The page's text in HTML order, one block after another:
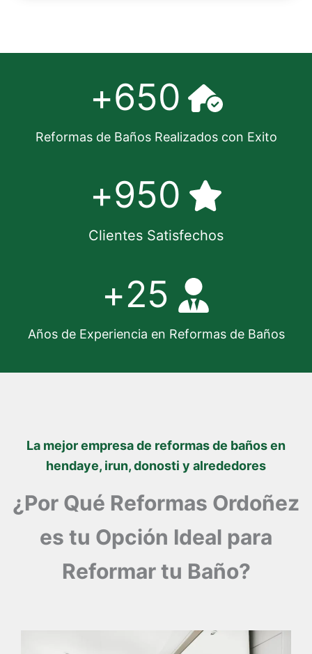
+650
Reformas de Baños Realizados con Exito
+950
Clientes Satisfechos
+25
Años de Experiencia en Reformas de Baños
La mejor empresa de reformas de baños en
hendaye, irun, donosti y alrededores
¿Por Qué Reformas Ordoñez
es tu Opción Ideal para
Reformar tu Baño?